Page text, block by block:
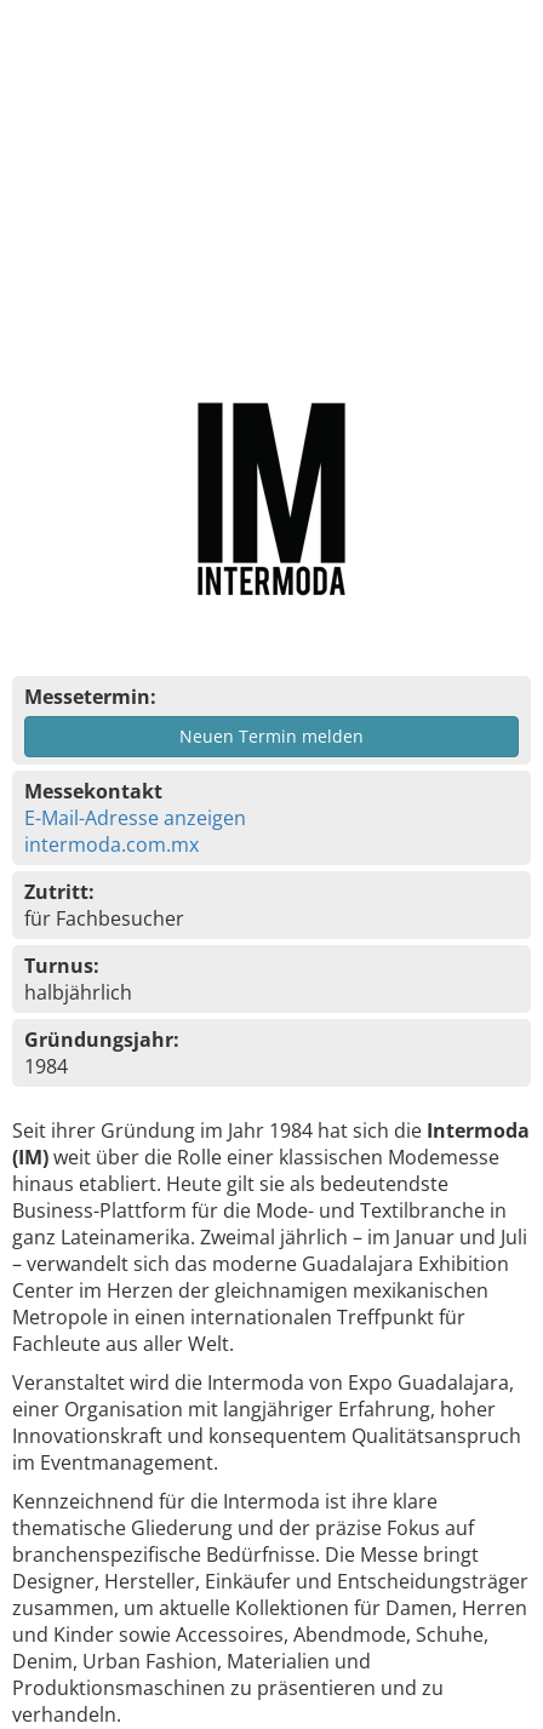
Messetermin:
Neuen Termin melden
Messekontakt
E-Mail-Adresse anzeigen
intermoda.com.mx
Zutritt:
für Fachbesucher
Turnus:
halbjährlich
Gründungsjahr:
1984
Seit ihrer Gründung im Jahr 1984 hat sich die Intermoda
(IM)weit über die Rolle einer klassischen Modemesse
hinaus etabliert. Heute gilt sie als bedeutendste
Business-Plattform für die Mode- und Textilbranche in
ganz Lateinamerika. Zweimal jährlich – im Januar und Juli
– verwandelt sich das moderne Guadalajara Exhibition
Center im Herzen der gleichnamigen mexikanischen
Metropole in einen internationalen Treffpunkt für
Fachleute aus aller Welt.
Veranstaltet wird die Intermoda von Expo Guadalajara,
einer Organisation mit langjähriger Erfahrung, hoher
Innovationskraft und konsequentem Qualitätsanspruch
im Eventmanagement.
Kennzeichnend für die Intermoda ist ihre klare
thematische Gliederung und der präzise Fokus auf
branchenspezifische Bedürfnisse. Die Messe bringt
Designer, Hersteller, Einkäufer und Entscheidungsträger
zusammen, um aktuelle Kollektionen für Damen, Herren
und Kinder sowie Accessoires, Abendmode, Schuhe,
Denim, Urban Fashion, Materialien und
Produktionsmaschinen zu präsentieren und zu
verhandeln.